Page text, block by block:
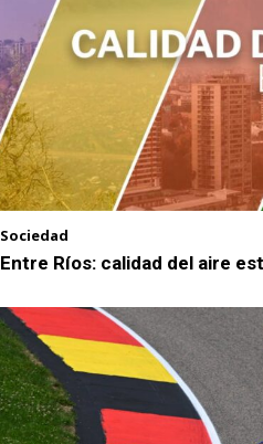
Sociedad
Entre Ríos: calidad del aire